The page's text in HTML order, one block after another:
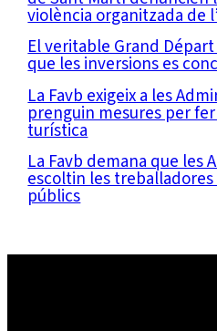
violència organitzada de
El veritable Grand
que les inversions es
La Favb exigeix a les
prenguin mesures per
turística
La Favb demana que les
escoltin les
públics